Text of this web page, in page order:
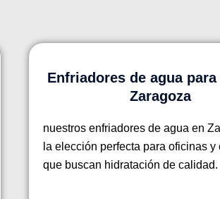
Enfriadores de agua
Zaragoza
nuestros enfriadores de agua en
la elección perfecta para oficinas y
que buscan hidratación de calidad.